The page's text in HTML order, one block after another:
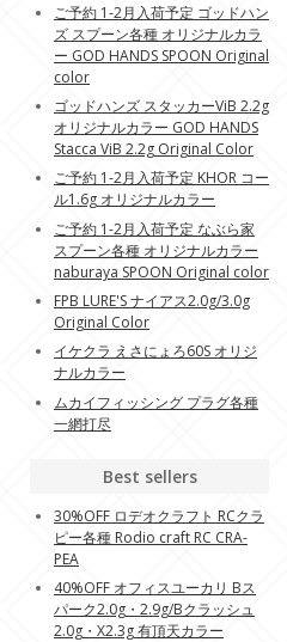
ご予約 1-2月入荷予定 ゴッドハン
ズ スプーン各種 オリジナルカラ
ー GOD HANDS SPOON Original
color
ゴッドハンズ スタッカーViB 2.2g
オリジナルカラー GOD HANDS
Stacca ViB 2.2g Original Color
ご予約 1-2月入荷予定 KHOR コー
ル1.6g オリジナルカラー
ご予約 1-2月入荷予定 なぶら家
スプーン各種 オリジナルカラー
naburaya SPOON Original color
FPB LURE'S ナイアス2.0g/3.0g
Original Color
イケクラ えさにょろ60S オリジ
ナルカラー
ムカイフィッシング プラグ各種
一網打尽
Best sellers
30%OFF ロデオクラフト RCクラ
ピー各種 Rodio craft RC CRA-
PEA
40%OFF オフィスユーカリ Bス
パーク2.0g・2.9g/Bクラッシュ
2.0g・X2.3g 有頂天カラー